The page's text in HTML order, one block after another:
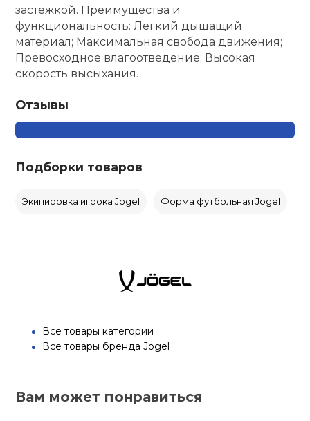
застежкой. Преимущества и
функциональность: Легкий дышащий
материал; Максимальная свобода движения;
Превосходное влагоотведение; Высокая
скорость высыхания.
Отзывы
Подборки товаров
Экипировка игрока Jogel Форма футбольная Jogel
Все товары категории
Все товары бренда Jogel
Вам может понравиться